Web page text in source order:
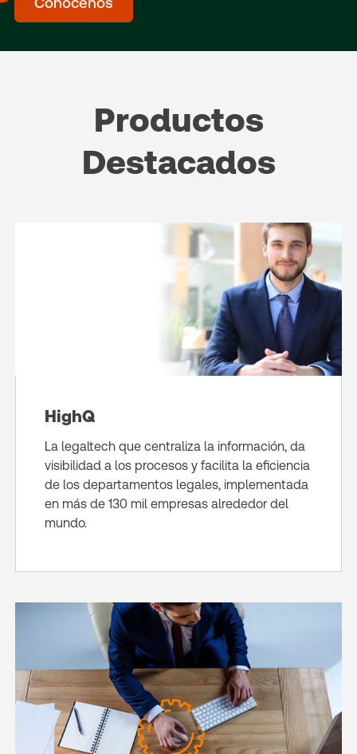
Productos
Destacados
HighQ
La legaltech que centraliza la información, da
visibilidad a los procesos y facilita la eficiencia
de los departamentos legales, implementada
en más de 130 mil empresas alrededor del
mundo.